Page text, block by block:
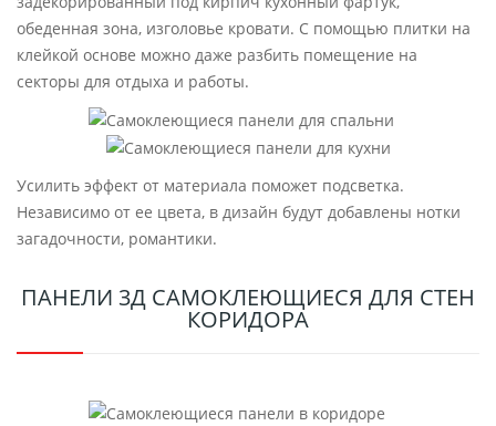
обеденная зона, изголовье кровати. С помощью плитки на
клейкой основе можно даже разбить помещение на
секторы для отдыха и работы.
Усилить эффект от материала поможет подсветка.
Независимо от ее цвета, в дизайн будут добавлены нотки
загадочности, романтики.
ПАНЕЛИ 3Д САМОКЛЕЮЩИЕСЯ ДЛЯ СТЕН
КОРИДОРА